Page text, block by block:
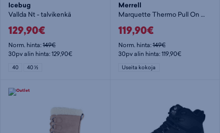
Icebug
Vallda Nt - talvikenkä
129,90€
Norm. hinta:149€
30pv alin hinta: 129,90€
40 40 ½
Merrell
Marquette Thermo Pull On Wp - talvikenkä
119,90€
Norm. hinta:149€
30pv alin hinta: 119,90€
Useita kokoja